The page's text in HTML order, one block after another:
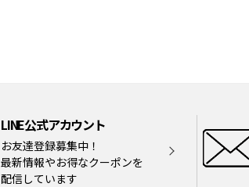
LINE公式アカウント
お友達登録募集中！
最新情報やお得なクーポンを
配信しています